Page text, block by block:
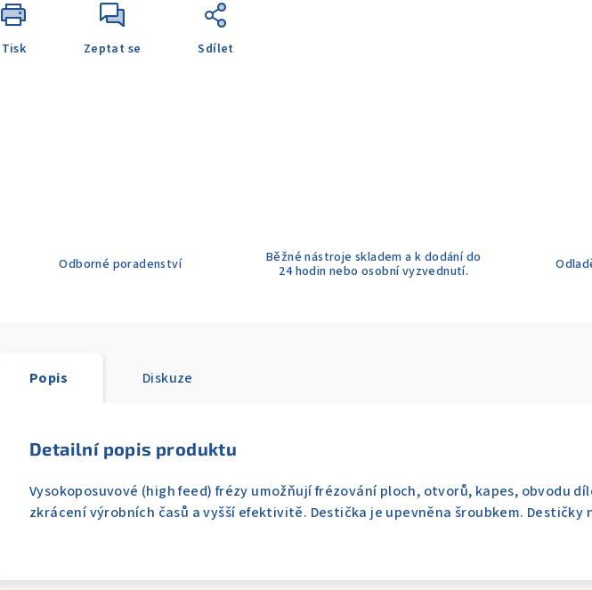
Tisk Zeptat se Sdílet
Odborné poradenství
Běžné nástroje skladem a k dodání do
24 hodin nebo osobní vyzvednutí.
Popis Diskuze
Detailní popis produktu
Vysokoposuvové (high feed) frézy umožňují frézování ploch, otvorů, kapes, obvodu
zkrácení výrobních časů a vyšší efektivitě. Destička je upevněna šroubkem.